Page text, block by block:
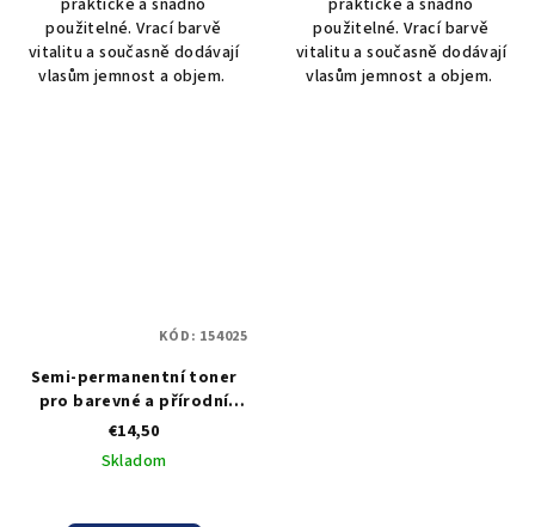
použitelné. Vrací barvě
vitalitu a současně dodávají
vlasům jemnost a objem.
použitelné. Vrací barvě
vitalitu a současně dodávají
vlasům jemnost a objem.
Semi-permanentní toner
pro barevné a přírodní
vlasy Black Professional -
medový 300 ml
€14,50
Skladom
KÓD: 154025